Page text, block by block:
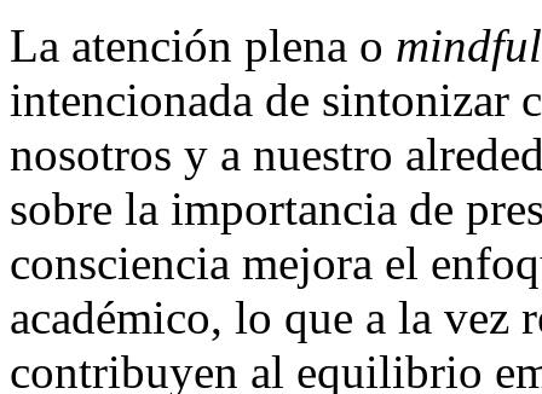
La atención plena o
intencionada de sintonizar
nosotros y a nuestro
sobre la importancia de
consciencia mejora el
académico, lo que a la vez
contribuyen al equilibrio